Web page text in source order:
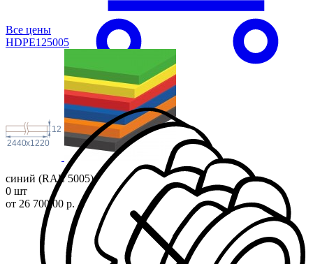
Все цены
HDPE125005
12
2440 1220
x
синий (RAL 5005)
0 шт
от 26 700,00 р.